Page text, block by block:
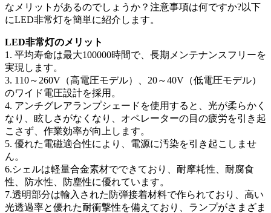
なメリットがあるのでしょうか？注意事項は何ですか?以下
にLED非常灯を簡単に紹介します。
LED非常灯のメリット
1. 平均寿命は最大100000時間で、長期メンテナンスフリーを
実現します。
3. 110～260V（高電圧モデル）、20～40V（低電圧モデル）
のワイド電圧設計を採用。
4. アンチグレアランプシェードを使用すると、光が柔らかく
なり、眩しさがなくなり、オペレーターの目の疲労を引き起
こさず、作業効率が向上します。
5. 優れた電磁適合性により、電源に汚染を引き起こしませ
ん。
6.シェルは軽量合金素材でできており、耐摩耗性、耐腐食
性、防水性、防塵性に優れています。
7.透明部分は輸入された防弾接着材料で作られており、高い
光透過率と優れた耐衝撃性を備えており、ランプがさまざま